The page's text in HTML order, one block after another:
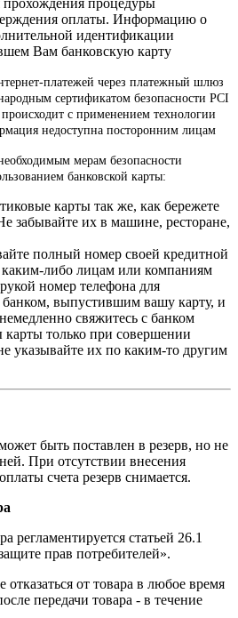
прохождения процедуры
оплаты. Информацию о
идентификации
Вам банковскую карту
платежей через платежный шлюз
сертификатом безопасности PCI
с применением технологии
недоступна посторонним лицам
мерам безопасности
банковской карты:
карты так же, как бережете
забывайте их в машине, ресторане,
полный номер своей кредитной
либо лицам или компаниям
номер телефона для
банком, выпустившим вашу карту, и
свяжитесь с банком
карты только при совершении
указывайте их по каким-то другим
быть поставлен в резерв, но не
При отсутствии внесения
счета резерв снимается.
регламентируется статьей 26.1
прав потребителей».
отказаться от товара в любое время
передачи товара - в течение